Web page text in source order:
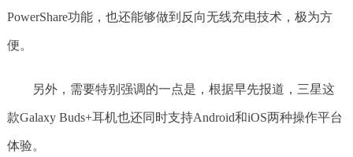
PowerShare功能，也还能够做到反向无线充电技术，极为方
便。
另外，需要特别强调的一点是，根据早先报道，三星这
款Galaxy Buds+耳机也还同时支持Android和iOS两种操作平台
体验。